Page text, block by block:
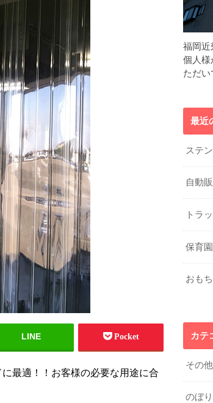
LINE Pocket
最適！！お客様の必要な用途に合
福岡近
個人様
ただい
最近
ステ
自動
トラ
保育
おも
カテ
その他
のぼ